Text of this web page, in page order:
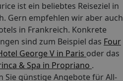
ist ein beliebtes Reiseziel in
Gern empfehlen wir aber auch
in Frankreich. Konkrete
sind zum Beispiel das Four
George V in Paris oder das
& Spa in Propriano .
Sie günstige Angebote für All-